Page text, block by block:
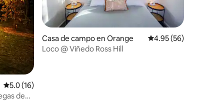
Calificación promedio: 5.0 de 5, 16 reseñas
5.0 (16)
de
Casa de campo en Orange Calificación
4.95 (56)
Loco @ Viñedo Ross Hill